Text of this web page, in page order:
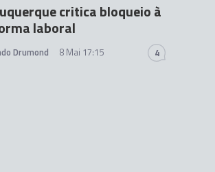
critica bloqueio à
laboral
Drumond 8 Mai 17:15 4